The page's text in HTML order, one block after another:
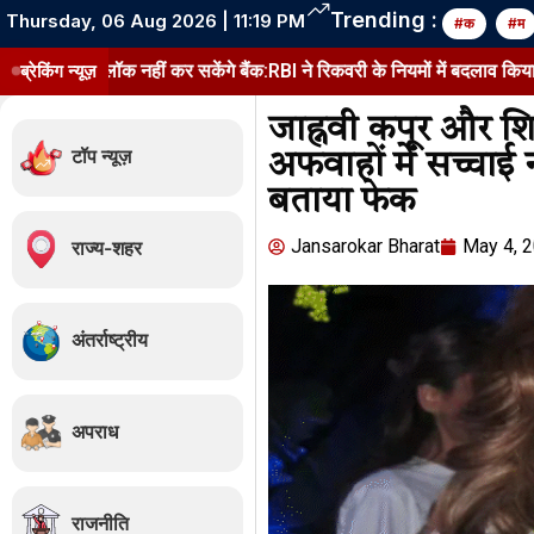
Thursday, 06 Aug 2026 | 11:19 PM Trending : #क #म
ब्रेकिंग न्यूज़
नहीं कर सकेंगे बैंक:RBI ने रिकवरी के नियमों में बदलाव किया, 1 जनवरी
टॉप न्यूज़
राज्य-शहर
अंतर्राष्ट्रीय
अपराध
राजनीति
जाह्नवी कपूर और
अफवाहों में
बताया फेक
Jansarokar Bharat May 4,